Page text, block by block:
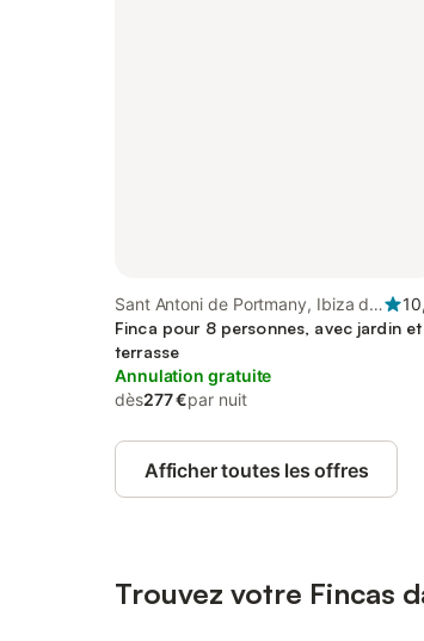
Sant Antoni de Portmany, Ibiza de
l'Ouest
Finca pour 8 personnes, avec jardin et
terrasse
Annulation gratuite
dès277 €par nuit
Afficher toutes les offres
Trouvez votre Fincas